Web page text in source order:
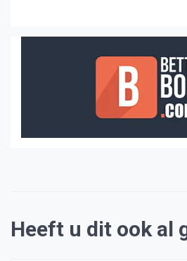
Heeft u dit ook al